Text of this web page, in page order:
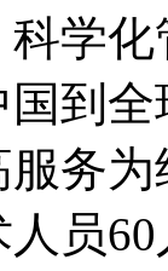
学
到
务
员